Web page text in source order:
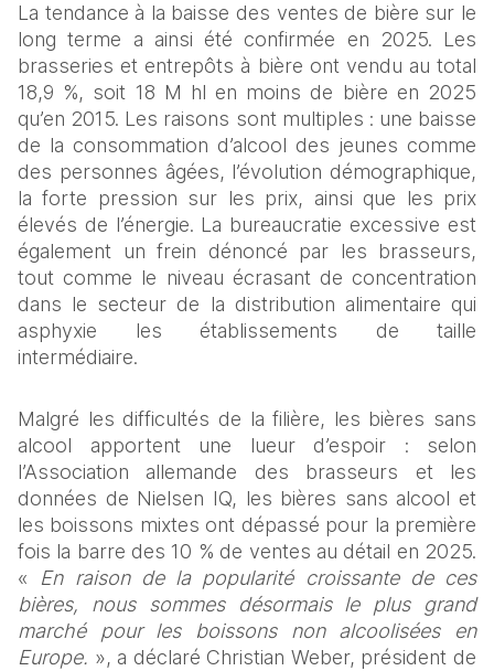
La tendance à la baisse des ventes de bière sur le
long terme a ainsi été confirmée en 2025. Les
brasseries et entrepôts à bière ont vendu au total
18,9 %, soit 18 M hl en moins de bière en 2025
qu’en 2015. Les raisons sont multiples : une baisse
de la consommation d’alcool des jeunes comme
des personnes âgées, l’évolution démographique,
la forte pression sur les prix, ainsi que les prix
élevés de l’énergie. La bureaucratie excessive est
également un frein dénoncé par les brasseurs,
tout comme le niveau écrasant de concentration
dans le secteur de la distribution alimentaire qui
asphyxie les établissements de taille
intermédiaire.
Malgré les difficultés de la filière, les bières sans
alcool apportent une lueur d’espoir : selon
l’Association allemande des brasseurs et les
données de Nielsen IQ, les bières sans alcool et
les boissons mixtes ont dépassé pour la première
fois la barre des 10 % de ventes au détail en 2025.
« En raison de la popularité croissante de ces
bières, nous sommes désormais le plus grand
marché pour les boissons non alcoolisées en
Europe. », a déclaré Christian Weber, président de